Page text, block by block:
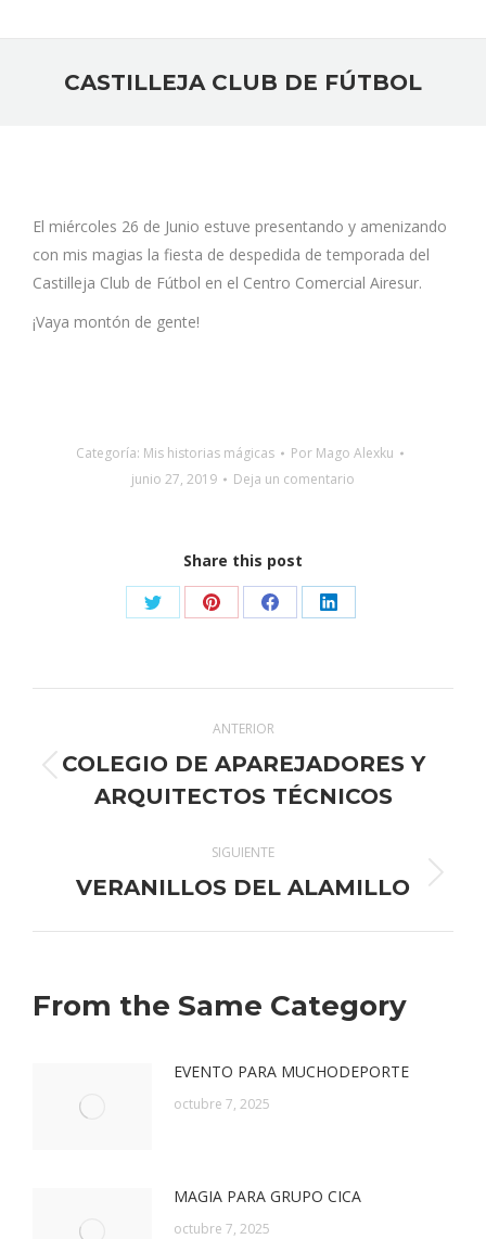
CASTILLEJA CLUB DE FÚTBOL
El miércoles 26 de Junio estuve presentando y amenizando
con mis magias la fiesta de despedida de temporada del
Castilleja Club de Fútbol en el Centro Comercial Airesur.
¡Vaya montón de gente!
Categoría: Mis historias mágicas Por Mago Alexku
junio 27, 2019
Deja un comentario
Share this post
Share
X
Share
Pinterest
Share
Facebook
Share
LinkedIn
entre
publicaciones
ANTERIOR
Publicación
anterior:
COLEGIO DE APAREJADORES Y
ARQUITECTOS TÉCNICOS
SIGUIENTE
Publicación
VERANILLOS DEL ALAMILLO
From the Same Category
EVENTO PARA MUCHODEPORTE
octubre 7, 2025
MAGIA PARA GRUPO CICA
octubre 7, 2025